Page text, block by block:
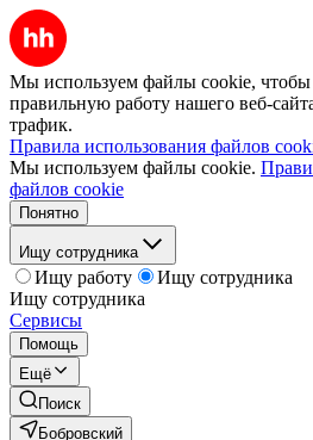
Мы используем файлы cookie, чтобы
правильную работу нашего веб-
трафик.
Правила использования файлов
Мы используем файлы cookie.
файлов cookie
Понятно
Ищу сотрудника
Ищу работу
Ищу сотрудника
Ищу сотрудника
Сервисы
Помощь
Ещё
Поиск
Бобровский